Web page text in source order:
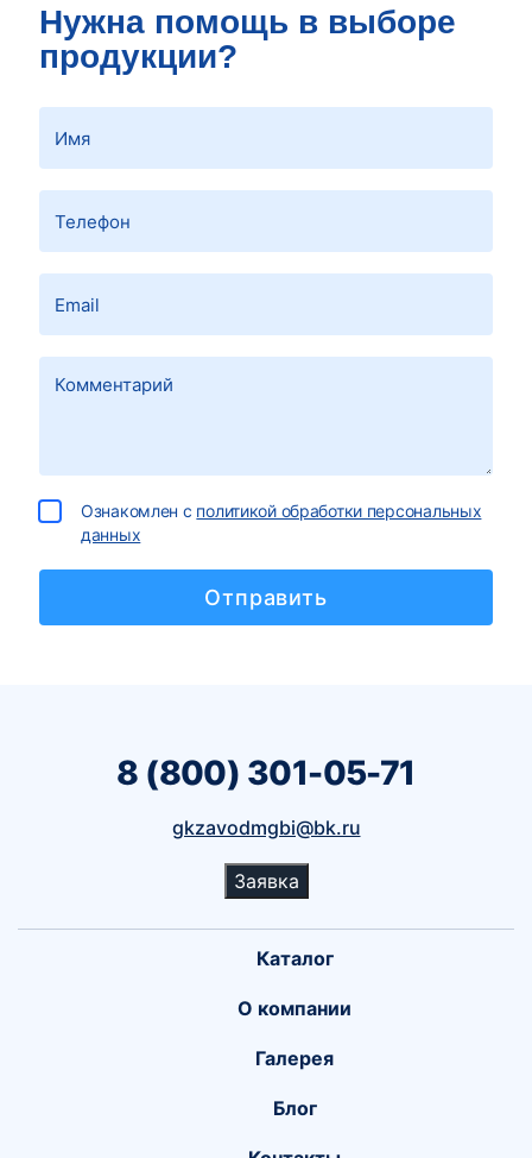
Нужна помощь в выборе
продукции?
Ознакомлен с политикой обработки персональных
данных
8 (800) 301-05-71
gkzavodmgbi@bk.ru
Заявка
Каталог
О компании
Галерея
Блог